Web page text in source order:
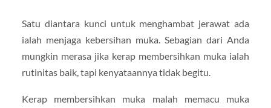
Satu diantara kunci untuk menghambat jerawat ada
ialah menjaga kebersihan muka. Sebagian dari Anda
mungkin merasa jika kerap membersihkan muka ialah
rutinitas baik, tapi kenyataannya tidak begitu.
Kerap membersihkan muka malah memacu muka